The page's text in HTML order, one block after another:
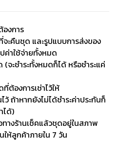
งการ
จะคืนชุด และรูปแบบการส่งของ
ค่าใช้จ่ายทั้งหมด
(จะชำระทั้งหมดก็ได้ หรือชำระแค่
ต้องการเช่าไว้ให้
ถ้าหากยังไม่ได้ชำระค่าประกันก็
ได้)
างร้านเช็คแล้วชุดอยู่ในสภาพ
ห้ลูกค้าภายใน 7 วัน